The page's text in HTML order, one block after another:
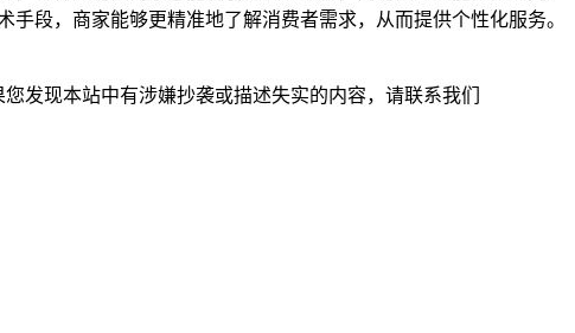
段，商家能够更精准地了解消费者需求，从而提供个性化服务。
发现本站中有涉嫌抄袭或描述失实的内容，请联系我们